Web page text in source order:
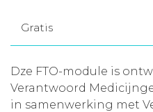
Gratis
Dze FTO-module is
Verantwoord
in samenwerking met